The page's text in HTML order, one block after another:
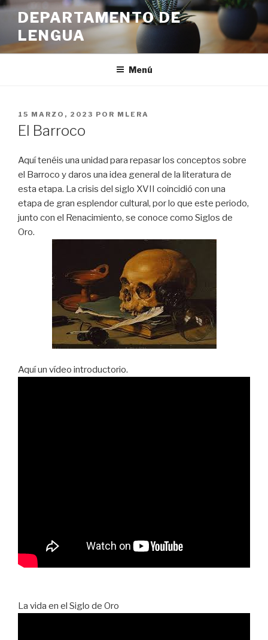
Ir
contenido
DEPARTAMENTO DE
LENGUA
Menú
PUBLICADO
EN
15 MARZO, 2023 POR MLERA
El Barroco
Aquí tenéis una unidad para repasar los conceptos sobre
el Barroco y daros una idea general de la literatura de
esta etapa. La crisis del siglo XVII coincidió con una
etapa de gran esplendor cultural, por lo que este periodo,
junto con el Renacimiento, se conoce como Siglos de
Oro.
Aquí un vídeo introductorio.
La vida en el Siglo de Oro